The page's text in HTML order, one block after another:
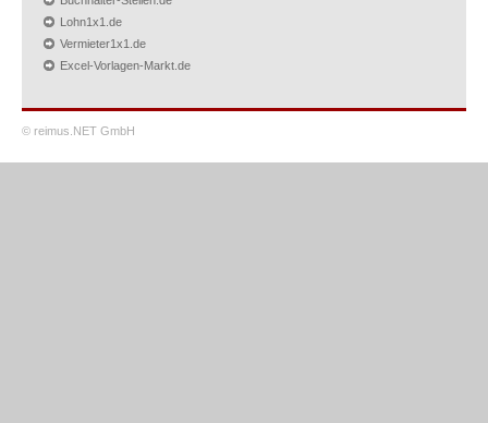
Lohn1x1.de
Vermieter1x1.de
Excel-Vorlagen-Markt.de
© reimus.NET GmbH